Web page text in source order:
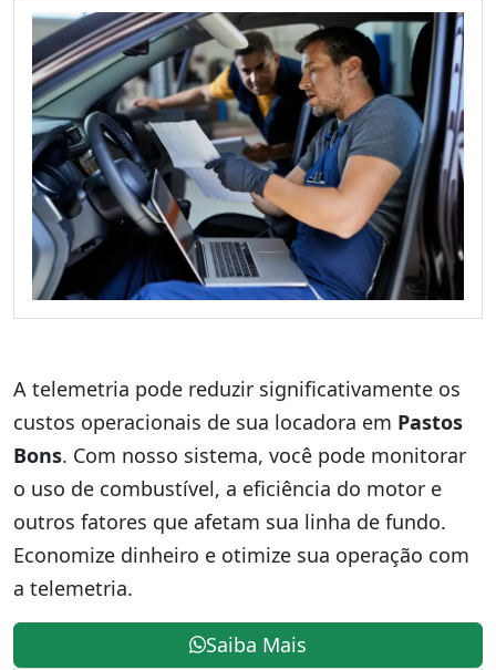
A telemetria pode reduzir significativamente os
custos operacionais de sua locadora em Pastos
Bons. Com nosso sistema, você pode monitorar
o uso de combustível, a eficiência do motor e
outros fatores que afetam sua linha de fundo.
Economize dinheiro e otimize sua operação com
a telemetria.
Saiba Mais